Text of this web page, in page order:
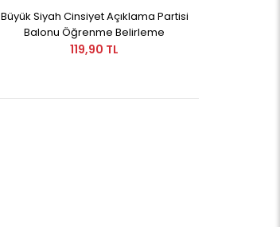
Büyük Siyah Cinsiyet Açıklama Partisi
Balonu Öğrenme Belirleme
119,90 TL